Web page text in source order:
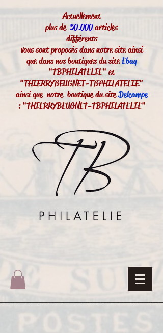
Actuellement
plus de50.000articles
différents
vous sont proposés dans notre site ainsi
que dans nos boutiques du siteEbay
"TBPHILATELIE" et
"THIERRYBEUGNET-TBPHILATELIE"
ainsi que notre boutique du siteDelcampe
: "THIERRYBEUGNET-TBPHILATELIE"